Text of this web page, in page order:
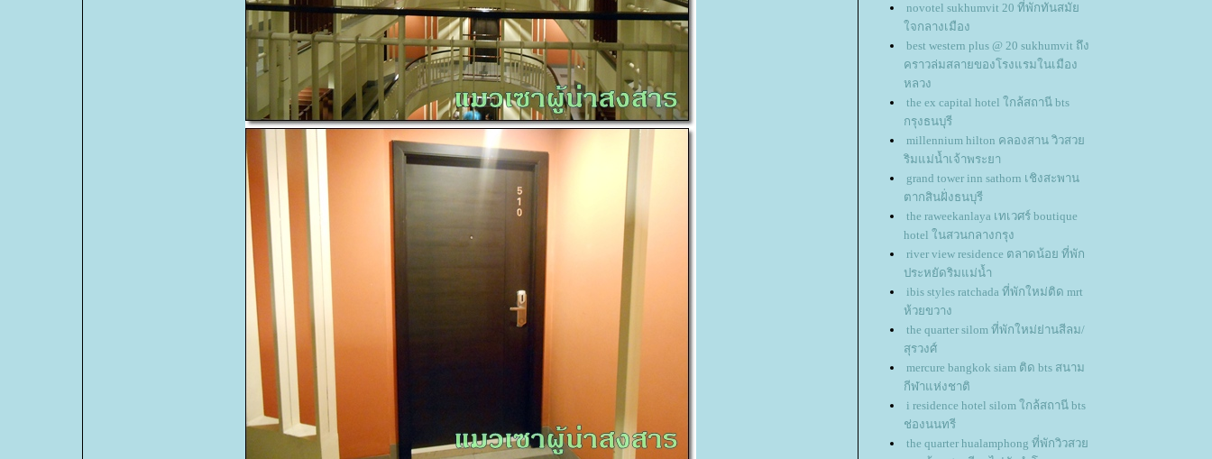
novotel sukhumvit 20 ที่พักทันสมั
จกลางเมือง
best western plus @ 20 sukhumvit ถึง
คราวล่มสลายของโรงแรมในเมือง
หลวง
the ex capital hotel ใกล้สถานี bts
กรุงธนบุรี
millennium hilton คลองสาน วิวสว
ริมแม่น้ำเจ้าพระยา
grand tower inn sathorn เชิงสะพาน
ตากสินฝั่งธนบุรี
the raweekanlaya เทเวศร์ boutique
hotel ในสวนกลางกรุง
river view residence ตลาดน้อย ที่พัก
ประหยัดริมแม่น้ำ
ibis styles ratchada ที่พักใหม่ติด mrt
ห้วยขวาง
the quarter silom ที่พักใหม่ย่านสีลม/
สุรวงศ์
mercure bangkok siam ติด bts สนาม
กีฬาแห่งชาติ
i residence hotel silom ใกล้สถานี bts
ช่องนนทรี
the quarter hualamphong ที่พักวิวสว